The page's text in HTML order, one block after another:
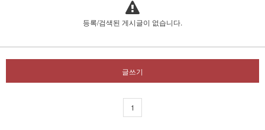
등록/검색된 게시글이 없습니다.
글쓰기
1